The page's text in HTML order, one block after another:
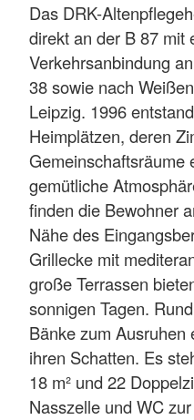
Das DRK-
direkt an der B 87 mit
Verkehrsanbindung
38 sowie nach
Leipzig. 1996
Heimplätzen, deren
Gemeinschaftsräume
gemütliche
finden die Bewohner
Nähe des
Grillecke mit
große Terrassen
sonnigen Tagen.
Bänke zum Ausruhen
ihren Schatten. Es
18 m² und 22
Nasszelle und WC